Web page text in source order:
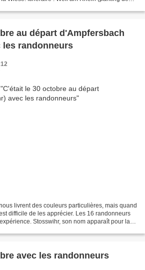
au départ d'Ampfersbach
les randonneurs
livrent des couleurs particulières, mais quand
difficile de les apprécier. Les 16 randonneurs
Stosswihr, son nom apparaît pour la
avec les randonneurs